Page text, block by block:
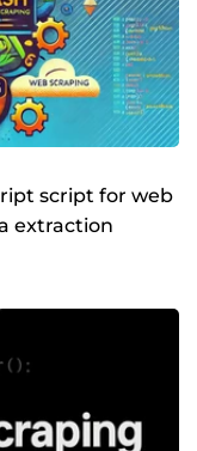
script for web
extraction